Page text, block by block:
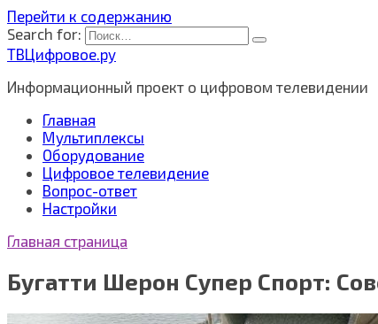
Перейти к содержанию
Search for:
ТВЦифровое.ру
Информационный проект о цифровом телевидении
Главная
Мультиплексы
Оборудование
Цифровое телевидение
Вопрос-ответ
Настройки
Главная страница
Бугатти Шерон Супер Спорт: